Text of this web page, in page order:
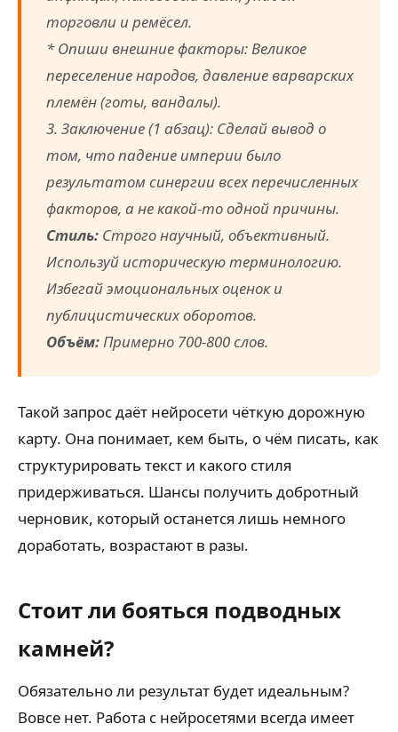
торговли и ремёсел.
* Опиши внешние факторы: Великое
переселение народов, давление варварских
племён (готы, вандалы).
3. Заключение (1 абзац): Сделай вывод о
том, что падение империи было
результатом синергии всех перечисленных
факторов, а не какой-то одной причины.
Стиль: Строго научный, объективный.
Используй историческую терминологию.
Избегай эмоциональных оценок и
публицистических оборотов.
Объём:Примерно 700-800 слов.
Такой запрос даёт нейросети чёткую дорожную
карту. Она понимает, кем быть, о чём писать, как
структурировать текст и какого стиля
придерживаться. Шансы получить добротный
черновик, который останется лишь немного
доработать, возрастают в разы.
Стоит ли бояться подводных
камней?
Обязательно ли результат будет идеальным?
Вовсе нет. Работа с нейросетями всегда имеет